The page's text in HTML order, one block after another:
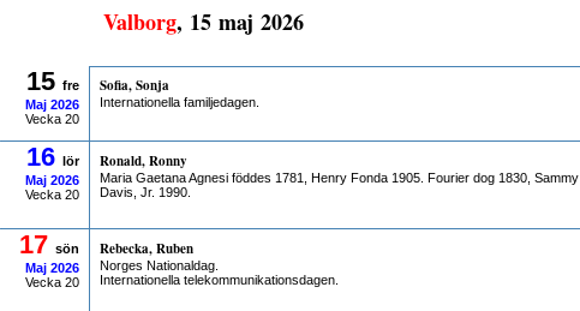
Valborg, 15 maj 2026
15 fre
Maj 2026
Vecka 20
Sofia, Sonja
Internationella familjedagen.
16 lör
Maj 2026
Vecka 20
Ronald, Ronny
Maria Gaetana Agnesi föddes 1781, Henry Fonda 1905. Fourier dog 1830, Sammy
Davis, Jr. 1990.
17 sön
Maj 2026
Vecka 20
Rebecka, Ruben
Norges Nationaldag.
Internationella telekommunikationsdagen.